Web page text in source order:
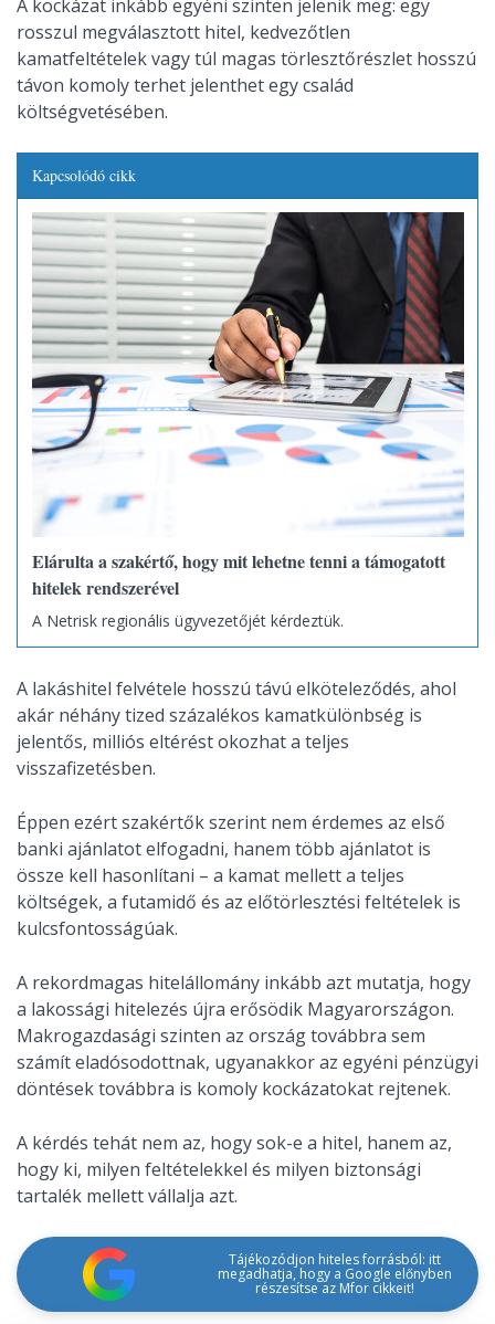
A kockázat inkább egyéni szinten jelenik meg: egy
rosszul megválasztott hitel, kedvezőtlen
kamatfeltételek vagy túl magas törlesztőrészlet hosszú
távon komoly terhet jelenthet egy család
költségvetésében.
Kapcsolódó cikk
Elárulta a szakértő, hogy mit lehetne tenni a támogatott
hitelek rendszerével
A Netrisk regionális ügyvezetőjét kérdeztük.
A lakáshitel felvétele hosszú távú elköteleződés, ahol
akár néhány tized százalékos kamatkülönbség is
jelentős, milliós eltérést okozhat a teljes
visszafizetésben.
Éppen ezért szakértők szerint nem érdemes az első
banki ajánlatot elfogadni, hanem több ajánlatot is
össze kell hasonlítani – a kamat mellett a teljes
költségek, a futamidő és az előtörlesztési feltételek is
kulcsfontosságúak.
A rekordmagas hitelállomány inkább azt mutatja, hogy
a lakossági hitelezés újra erősödik Magyarországon.
Makrogazdasági szinten az ország továbbra sem
számít eladósodottnak, ugyanakkor az egyéni pénzügyi
döntések továbbra is komoly kockázatokat rejtenek.
A kérdés tehát nem az, hogy sok-e a hitel, hanem az,
hogy ki, milyen feltételekkel és milyen biztonsági
tartalék mellett vállalja azt.
Tájékozódjon hiteles forrásból: itt
megadhatja, hogy a Google előnyben
részesítse az Mfor cikkeit!